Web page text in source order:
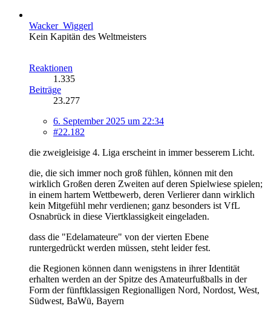
Wacker_Wiggerl
Kein Kapitän des Weltmeisters
Reaktionen
1.335
Beiträge
23.277
6. September 2025 um 22:34
#22.182
die zweigleisige 4. Liga erscheint in immer besserem Licht.
die, die sich immer noch groß fühlen, können mit den
wirklich Großen deren Zweiten auf deren Spielwiese spielen;
in einem hartem Wettbewerb, deren Verlierer dann wirklich
kein Mitgefühl mehr verdienen; ganz besonders ist VfL
Osnabrück in diese Viertklassigkeit eingeladen.
dass die "Edelamateure" von der vierten Ebene
runtergedrückt werden müssen, steht leider fest.
die Regionen können dann wenigstens in ihrer Identität
erhalten werden an der Spitze des Amateurfußballs in der
Form der fünftklassigen Regionalligen Nord, Nordost, West,
Südwest, BaWü, Bayern